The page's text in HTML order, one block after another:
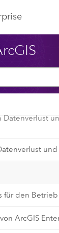
Datenverlust
für den Betrieb
ArcGIS